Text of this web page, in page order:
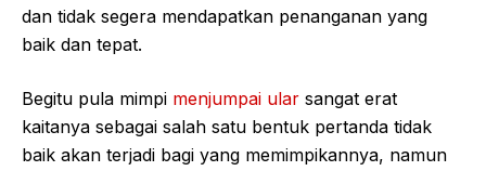
dan tidak segera mendapatkan penanganan yang
baik dan tepat.
Begitu pula mimpi menjumpai ular sangat erat
kaitanya sebagai salah satu bentuk pertanda tidak
baik akan terjadi bagi yang memimpikannya, namun